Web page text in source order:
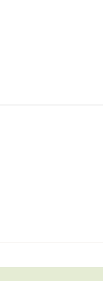
術界之前，彭博士在
邀擔任資策會和工研
技產品在北美市場的
隊管理具備獨到見解
行（第二版）》《直